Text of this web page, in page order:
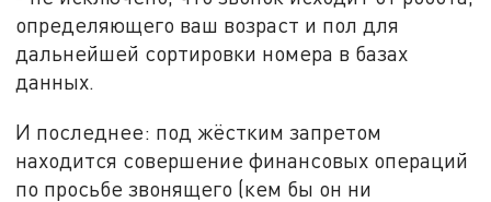
определяющего ваш возраст и пол для
дальнейшей сортировки номера в базах
данных.
И последнее: под жёстким запретом
находится совершение финансовых операций
по просьбе звонящего (кем бы он ни